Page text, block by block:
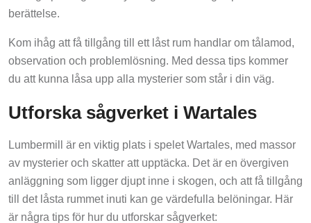
berättelse.
Kom ihåg att få tillgång till ett låst rum handlar om tålamod,
observation och problemlösning. Med dessa tips kommer
du att kunna låsa upp alla mysterier som står i din väg.
Utforska sågverket i Wartales
Lumbermill är en viktig plats i spelet Wartales, med massor
av mysterier och skatter att upptäcka. Det är en övergiven
anläggning som ligger djupt inne i skogen, och att få tillgång
till det låsta rummet inuti kan ge värdefulla belöningar. Här
är några tips för hur du utforskar sågverket: